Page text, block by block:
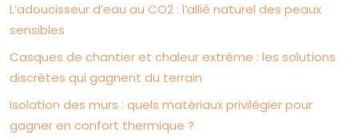
L’adoucisseur d’eau au CO2 : l’allié naturel des peaux
sensibles
Casques de chantier et chaleur extrême : les solutions
discrètes qui gagnent du terrain
Isolation des murs : quels matériaux privilégier pour
gagner en confort thermique ?